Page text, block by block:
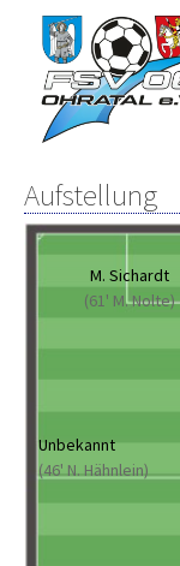
Aufstellung
M. Sichardt
(61' M. Nolte)
Unbekannt
(46' N. Hähnlein)